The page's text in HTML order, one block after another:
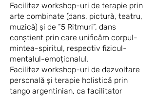
Facilitez workshop-uri de terapie prin
arte combinate (dans, pictură, teatru,
muzică) și de ”5 Ritmuri”, dans
conștient prin care unificăm corpul-
mintea-spiritul, respectiv fizicul-
mentalul-emoționalul.
Facilitez workshop-uri de dezvoltare
personală și terapie holistică prin
tango argentinian, ca facilitator